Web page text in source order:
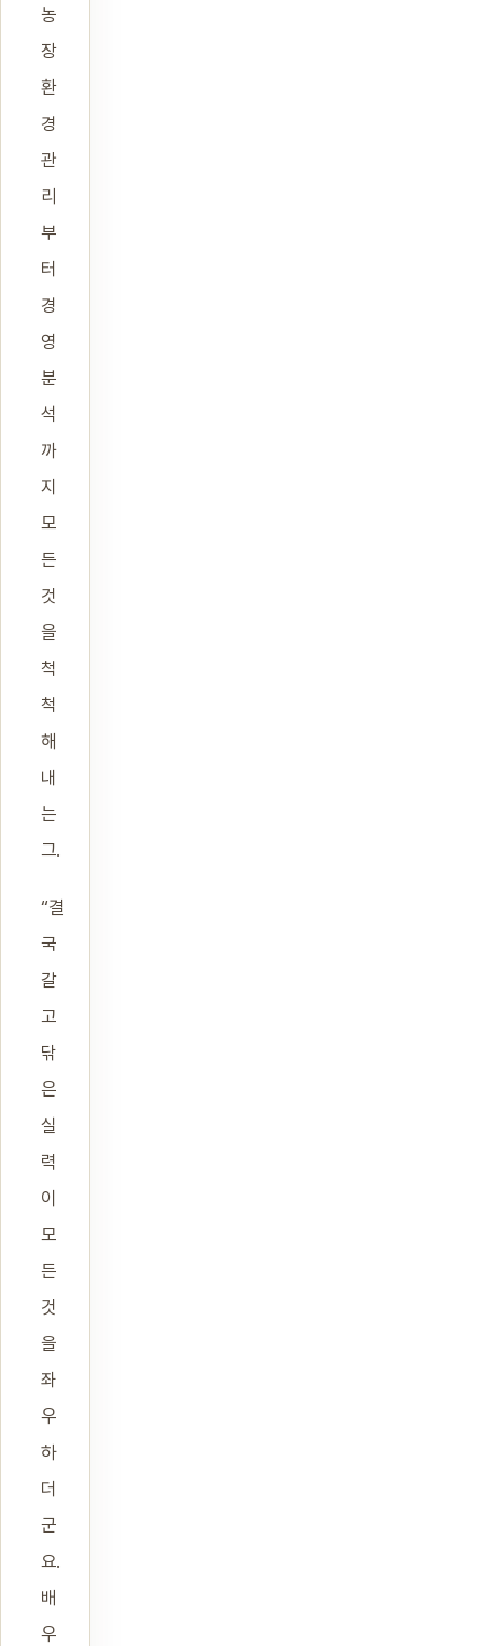
농
장
환
경
관
리
부
터
경
영
분
석
까
지
모
든
것
을
척
척
해
내
는
그.
“결
국
갈
고
닦
은
실
력
이
모
든
것
을
좌
우
하
더
군
요.
배
우